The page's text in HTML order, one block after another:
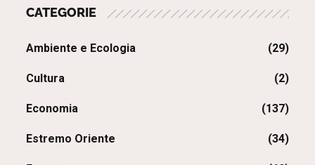
CATEGORIE
Ambiente e Ecologia (29)
Cultura (2)
Economia (137)
Estremo Oriente (34)